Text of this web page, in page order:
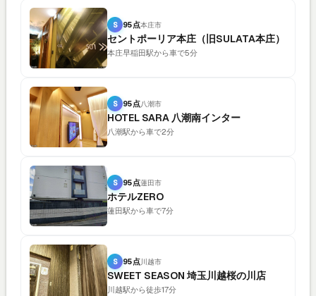
S 95点本庄市
セントポーリア本庄（旧SULATA本庄）
本庄早稲田駅から車で5分
S 95点八潮市
HOTEL SARA 八潮南インター
八潮駅から車で2分
S 95点蓮田市
ホテルZERO
蓮田駅から車で7分
S 95点川越市
SWEET SEASON 埼玉川越桜の川店
川越駅から徒歩17分